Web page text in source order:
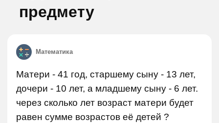
предмету
Математика
Матери - 41 год, старшему сыну - 13 лет,
дочери - 10 лет, а младшему сыну - 6 лет.
через сколько лет возраст матери будет
равен сумме возрастов её детей ?